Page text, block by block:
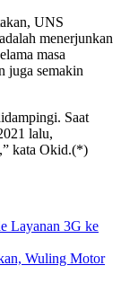
UNS
menerjunkan
masa
juga semakin
Saat
lalu,
kata Okid.(*)
Layanan 3G ke
Wuling Motor